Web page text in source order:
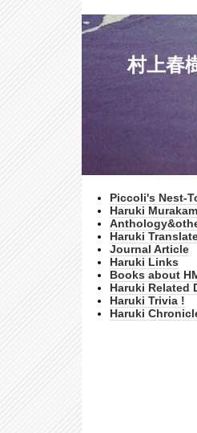
村上春
Piccoli's Nest-
Haruki
Haruki
Journal Article
Haruki Links
Books about
Haruki Related
Haruki Trivia !
Haruki